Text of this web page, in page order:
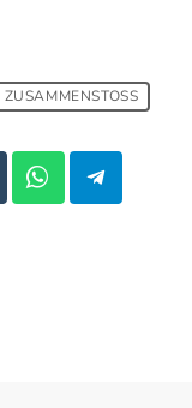
ZUSAMMENSTOSS